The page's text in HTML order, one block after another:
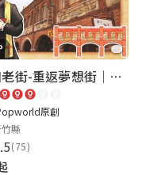
湖口老街-重返夢想街｜新竹老街城市解謎
原創
縣
(75)